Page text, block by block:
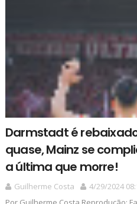
Darmstadt é
quase, Mainz se
a última que morre!
Guilherme Costa
4/29/2024